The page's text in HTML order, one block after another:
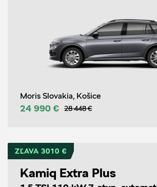
Moris Slovakia, Košice
24 990 € 28 448 €
ZĽAVA 3010 €
Kamiq Extra Plus